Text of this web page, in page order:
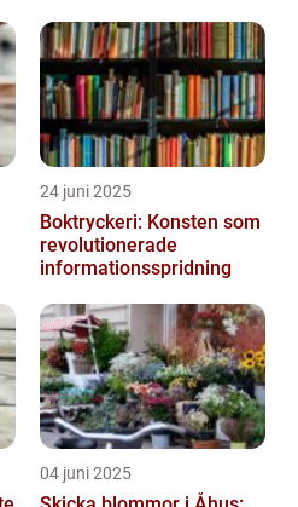
24 juni 2025
Boktryckeri: Konsten som
revolutionerade
informationsspridning
04 juni 2025